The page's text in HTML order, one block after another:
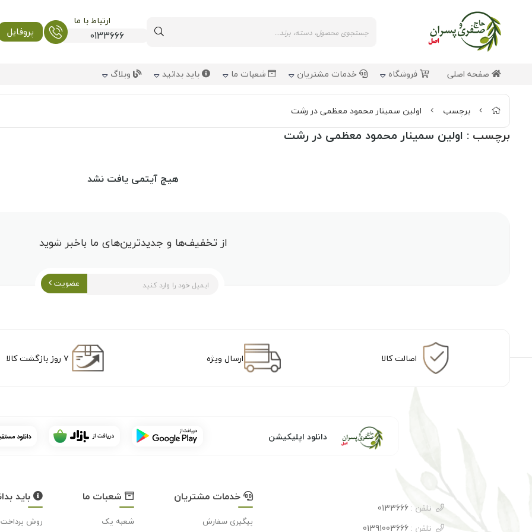
ارتباط با ما
0133666 پروفایل
صفحه اصلی فروشگاه خدمات مشتریان شعبات ما باید بدانید وبلاگ
برچسب اولین سمینار محمود معظمی در رشت
برچسب : اولین سمینار محمود معظمی در رشت
هیچ آیتمی یافت نشد
از تخفیف‌ها و جدیدترین‌های ما باخبر شوید
عضویت
اصالت کالا ارسال ویژه ۷ روز بازگشت کالا
دانلود اپلیکیشن
تلفن : 0133666
تلفن : 01391003666
خدمات مشتریان
پیگیری سفارش
شعبات ما
شعبه یک
باید
روش پرداخت